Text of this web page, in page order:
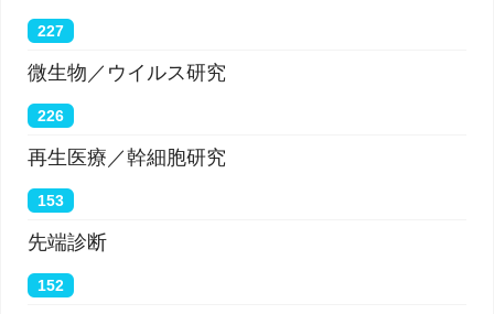
227
微生物／ウイルス研究
226
再生医療／幹細胞研究
153
先端診断
152